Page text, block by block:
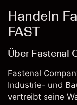
Handeln
FAST
Über Fastenal
Fastenal
Industrie- und
vertreibt seine